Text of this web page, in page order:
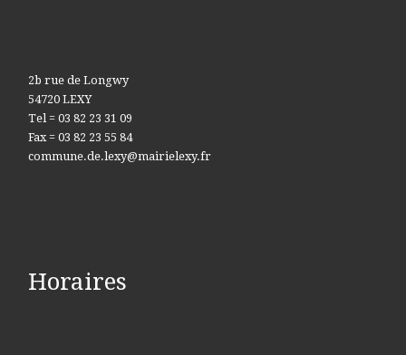
2b rue de Longwy
54720 LEXY
Tel = 03 82 23 31 09
Fax = 03 82 23 55 84
commune.de.lexy@mairielexy.fr
Horaires